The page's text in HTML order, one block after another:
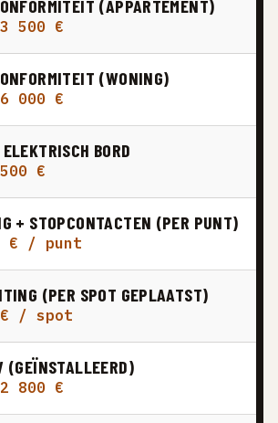
(APPARTEMENT)
500 €
(WONING)
000 €
BORD
€
+ STOPCONTACTEN (PER PUNT)
€ / punt
(PER SPOT GEPLAATST)
/ spot
(GEÏNSTALLEERD)
800 €